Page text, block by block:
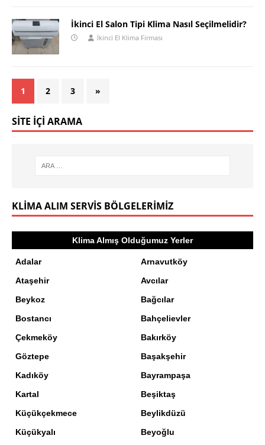
İkinci El Salon Tipi Klima Nasıl Seçilmelidir?
İkinci El Klima Firması
1 2 3 »
SITE İÇI ARAMA
KLIMA ALIM SERVIS BÖLGELERIMIZ
Klima Almış Olduğumuz Yerler
Adalar
Ataşehir
Beykoz
Bostancı
Çekmeköy
Göztepe
Kadıköy
Kartal
Küçükçekmece
Küçükyalı
Arnavutköy
Avcılar
Bağcılar
Bahçelievler
Bakırköy
Başakşehir
Bayrampaşa
Beşiktaş
Beylikdüzü
Beyoğlu